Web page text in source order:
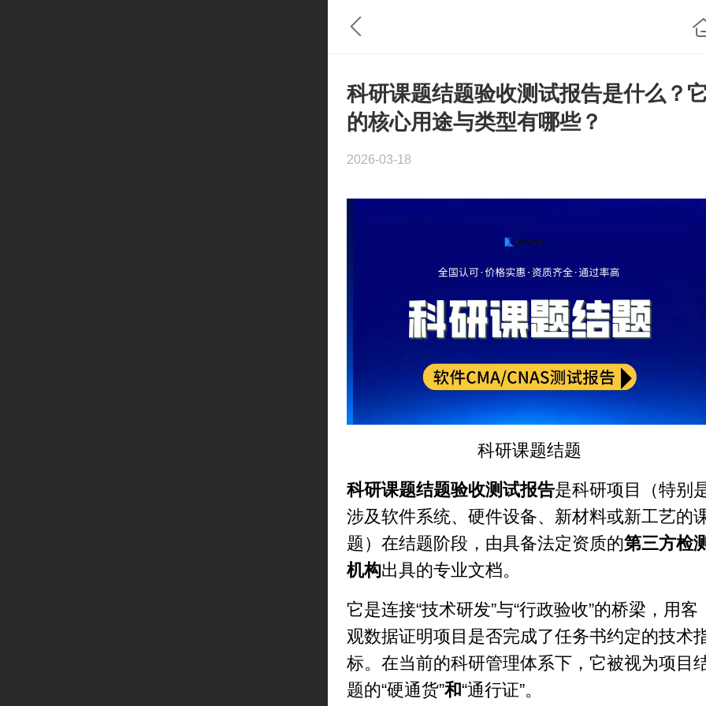
科研课题结题验收测试报告是什么？
的核心用途与类型有哪些？
2026-03-18
科研课题结题
科研课题结题验收测试报告是科研项目（特别
涉及软件系统、硬件设备、新材料或新工艺的
题）在结题阶段，由具备法定资质的第三方检
机构出具的专业文档。
它是连接“技术研发”与“行政验收”的桥梁，用客
观数据证明项目是否完成了任务书约定的技术
标。在当前的科研管理体系下，它被视为项目
题的“硬通货”和“通行证”。